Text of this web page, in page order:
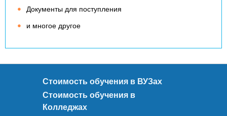
Документы для поступления
и многое другое
Стоимость обучения в ВУЗах
Стоимость обучения в
Колледжах